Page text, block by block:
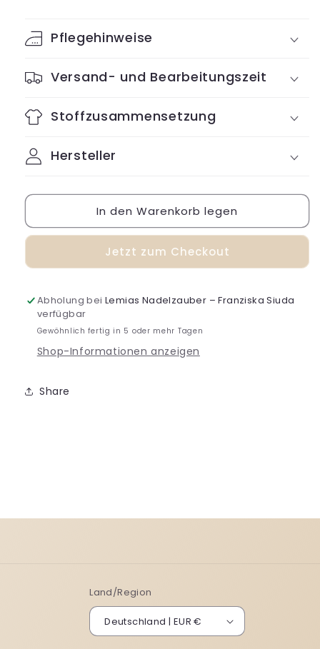
Pflegehinweise
Versand- und Bearbeitungszeit
Stoffzusammensetzung
Hersteller
In den Warenkorb legen
Jetzt zum Checkout
Abholung bei Lemias Nadelzauber – Franziska Siuda
verfügbar
Gewöhnlich fertig in 5 oder mehr Tagen
Shop-Informationen anzeigen
Share
Land/Region
Deutschland | EUR €